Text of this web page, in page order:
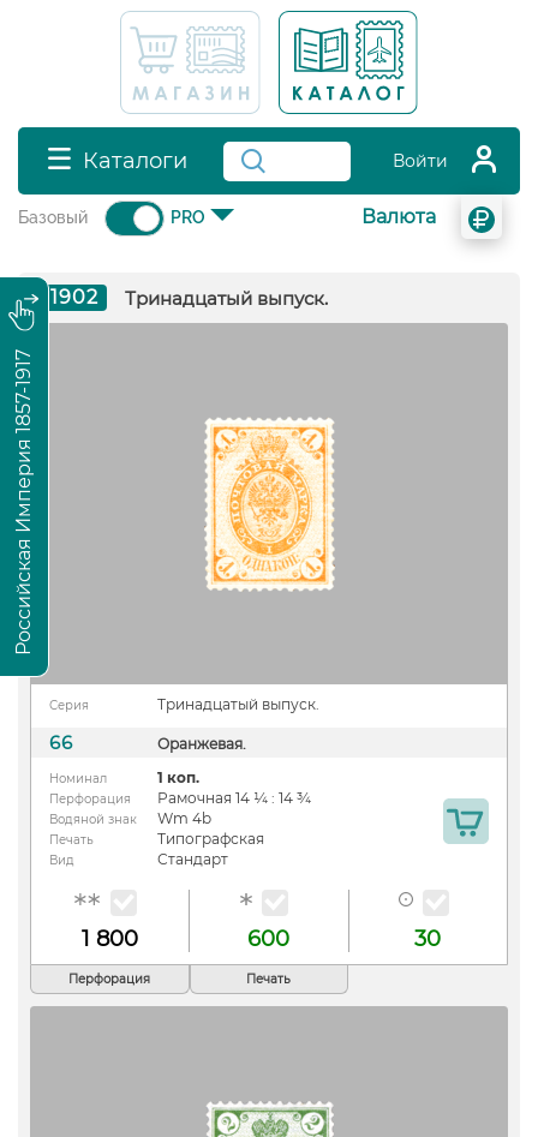
Каталоги Войти
Базовый PRO Валюта
1902 Тринадцатый выпуск.
Серия Тринадцатый выпуск.
66 Оранжевая.
Номинал 1 коп.
Перфорация Рамочная 14 ¼ : 14 ¾
Водяной знак Wm 4b
Печать Типографская
Вид Стандарт
1 800 600 30
Перфорация Печать
Российская Империя 1857-1917